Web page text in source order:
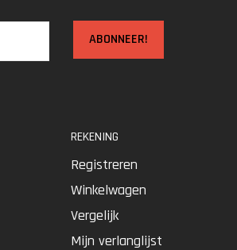
ABONNEER!
REKENING
Registreren
Winkelwagen
Vergelijk
Mijn verlanglijst